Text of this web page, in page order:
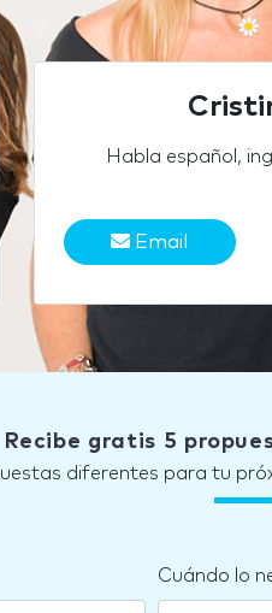
Habla español,
Email
Recibe gratis 5
diferentes para tu
Cuándo lo